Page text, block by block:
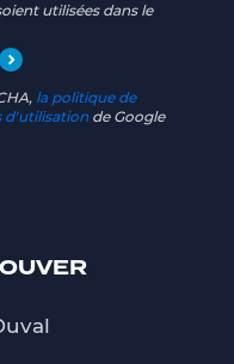
utilisées dans le
la politique de
d'utilisation de Google